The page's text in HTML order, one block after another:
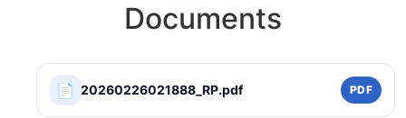
Documents
📄 20260226021888_RP.pdf PDF